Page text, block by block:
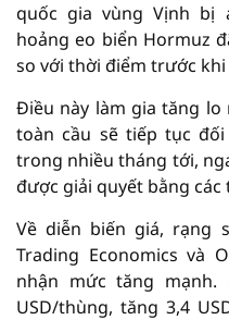
quốc gia vùng Vịnh bị
hoảng eo biển Hormuz
so với thời điểm trước
Điều này làm gia tăng
toàn cầu sẽ tiếp tục
trong nhiều tháng tới,
được giải quyết bằng
Về diễn biến giá, rạng
Trading Economics và
nhận mức tăng mạnh.
USD/thùng, tăng 3,4